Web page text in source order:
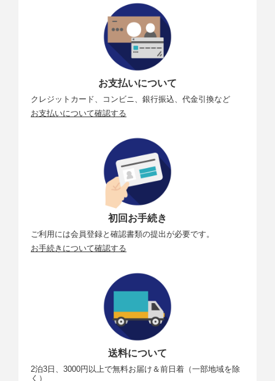
お支払いについて
クレジットカード、コンビニ、銀行振込、代金引換など
お支払いについて確認する
初回お手続き
ご利用には会員登録と確認書類の提出が必要です。
お手続きについて確認する
送料について
2泊3日、3000円以上で無料お届け＆前日着（一部地域を除
く）